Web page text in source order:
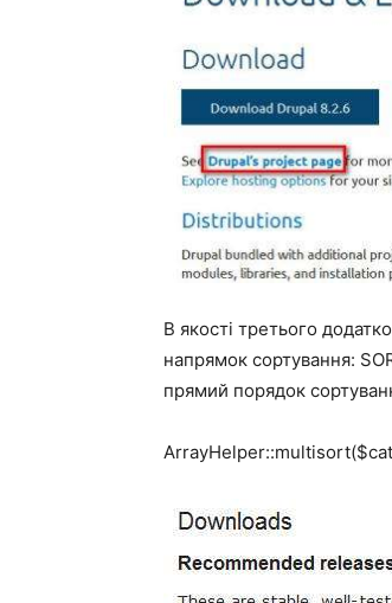
В якості третього
напрямок сортування:
прямий порядок